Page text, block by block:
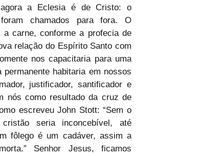
a Eclesia é de Cristo: o
chamados para fora. O
carne, conforme a profecia de
relação do Espírito Santo com
nos capacitaria para uma
habitaria em nossos
justificador, santificador e
nós como resultado da cruz de
escreveu John Stott: “Sem o
seria inconcebível, até
fôlego é um cadáver, assim a
Senhor Jesus, ficamos